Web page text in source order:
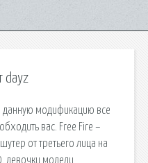
dayz
данную модификацию все
вас. Free Fire –
от третьего лица на
девочки модели